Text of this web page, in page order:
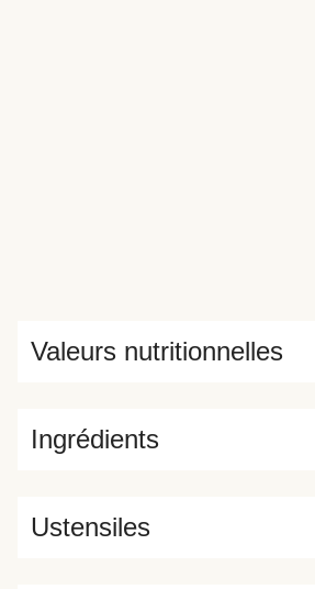
Ingrédients
Valeurs nutritionnelles
Ustensiles